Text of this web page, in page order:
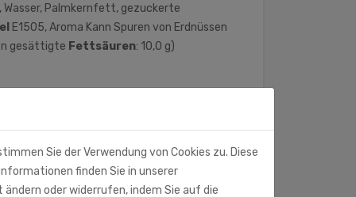
Wasser, Palmkernfett, gezuckerte
E1505, Aroma Kann Spuren von Erdnüssen
gesättigte Fettsäuren: 10,0 g)
Sie der Verwendung von Cookies zu. Diese
finden Sie in unserer
oder widerrufen, indem Sie auf die